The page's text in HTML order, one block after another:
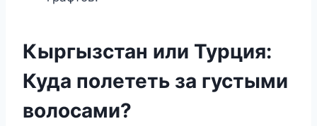
Кыргызстан или Турция:
Куда полететь за густыми
волосами?